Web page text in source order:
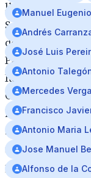
llora
Sevilla’,
del
Padre
Ramón
Cué
ha
sido
reeditado
por
Manuel
Andrés
José Luis
Antonio
Mercedes
Francisco
Antonio Maria
Jose Manuel
Alfonso de la